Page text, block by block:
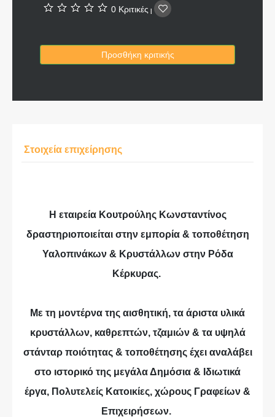
0 Κριτικές |
Προσθήκη κριτικής
Στοιχεία επιχείρησης
Η εταιρεία Κουτρούλης Κωνσταντίνος
δραστηριοποιείται στην εμπορία & τοποθέτηση
Υαλοπινάκων & Κρυστάλλων στην Ρόδα
Κέρκυρας.
Με τη μοντέρνα της αισθητική, τα άριστα υλικά
κρυστάλλων, καθρεπτών, τζαμιών & τα υψηλά
στάνταρ ποιότητας & τοποθέτησης έχει αναλάβει
στο ιστορικό της μεγάλα Δημόσια & Ιδιωτικά
έργα, Πολυτελείς Κατοικίες, χώρους Γραφείων &
Επιχειρήσεων.